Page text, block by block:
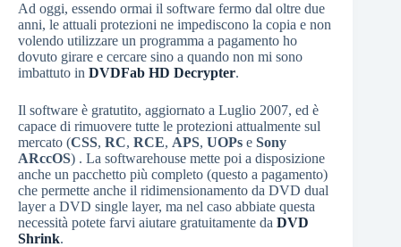
Ad oggi, essendo ormai il software fermo dal oltre due
anni, le attuali protezioni ne impediscono la copia e non
volendo utilizzare un programma a pagamento ho
dovuto girare e cercare sino a quando non mi sono
imbattuto in DVDFab HD Decrypter.
Il software è gratutito, aggiornato a Luglio 2007, ed è
capace di rimuovere tutte le protezioni attualmente sul
mercato (CSS, RC, RCE, APS, UOPs e Sony
ARccOS) . La softwarehouse mette poi a disposizione
anche un pacchetto più completo (questo a pagamento)
che permette anche il ridimensionamento da DVD dual
layer a DVD single layer, ma nel caso abbiate questa
necessità potete farvi aiutare gratuitamente da DVD
Shrink.